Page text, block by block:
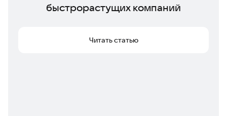
быстрорастущих компаний
Читать статью